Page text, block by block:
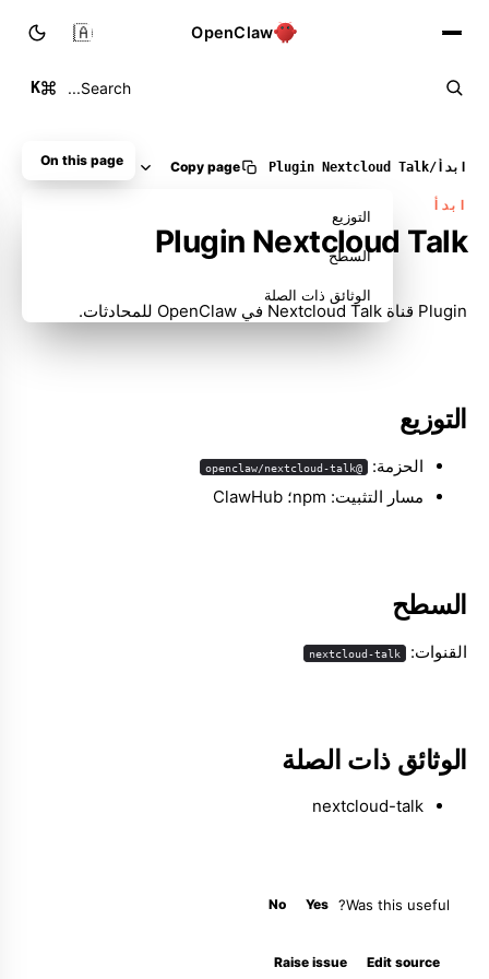
OpenClaw
Search...
K
🇸🇦
ابدأ /
Plugin Nextcloud Talk
Copy page
ابدأ
Plugin Nextcloud Talk
Plugin قناة Nextcloud Talk في OpenClaw للمحادثات.
التوزيع
الحزمة: @openclaw/nextcloud-talk
مسار التثبيت: npm؛ ClawHub
السطح
القنوات: nextcloud-talk
الوثائق ذات الصلة
nextcloud-talk
Was this useful?
Yes
No
Edit source
Raise issue
On this page
التوزيع
السطح
الوثائق ذات الصلة